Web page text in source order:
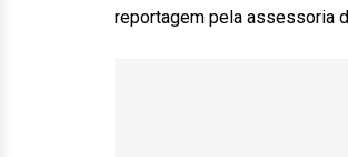
reportagem pela assessoria